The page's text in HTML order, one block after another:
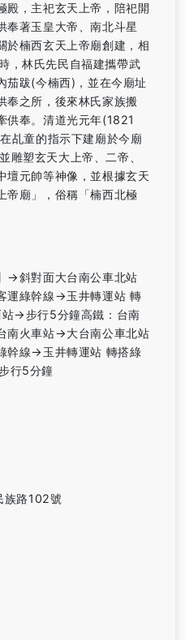
殿，主祀玄天上帝，陪祀開
奉著玉皇大帝、南北斗星
於楠西玄天上帝廟創建，相
，林氏先民自福建攜帶武
茄跋(今楠西)，並在今廟址
奉之所，後來林氏家族搬
供奉。清道光元年(1821
乩童的指示下建廟於今廟
雕塑玄天大上帝、二帝、
壇元帥等神像，並根據玄天
帝廟」，俗稱「楠西北極
→斜對面大台南公車北站
運綠幹線→玉井轉運站 轉
→步行5分鐘高鐵：台南
南火車站→大台南公車北站
幹線→玉井轉運站 轉搭綠
行5分鐘
族路102號